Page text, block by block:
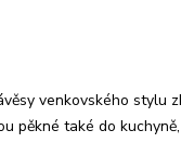
venkovského stylu
pěkné také do